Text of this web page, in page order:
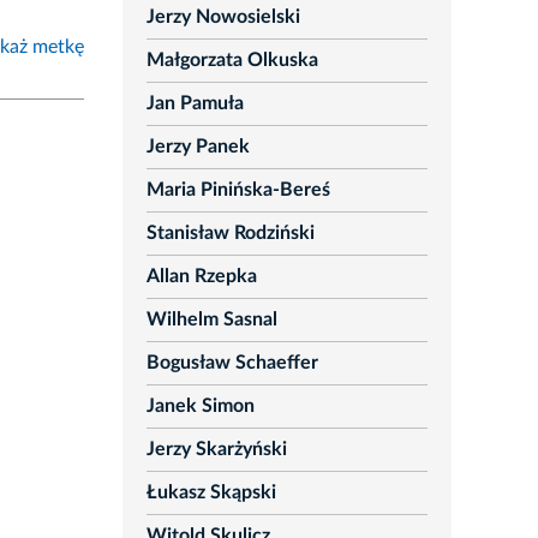
metkę
Jerzy Nowosielski
Małgorzata Olkuska
Jan Pamuła
Jerzy Panek
Maria Pinińska-Bereś
Stanisław Rodziński
Allan Rzepka
Wilhelm Sasnal
Bogusław Schaeffer
Janek Simon
Jerzy Skarżyński
Łukasz Skąpski